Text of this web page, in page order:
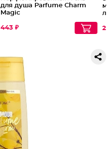
для душа Parfume Charm
Magic
443 ₽